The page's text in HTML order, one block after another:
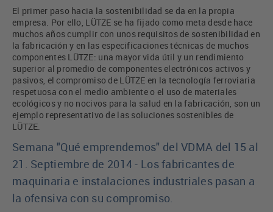
El primer paso hacia la sostenibilidad se da en la propia
empresa. Por ello, LÜTZE se ha fijado como meta desde hace
muchos años cumplir con unos requisitos de sostenibilidad en
la fabricación y en las especificaciones técnicas de muchos
componentes LÜTZE: una mayor vida útil y un rendimiento
superior al promedio de componentes electrónicos activos y
pasivos, el compromiso de LÜTZE en la tecnología ferroviaria
respetuosa con el medio ambiente o el uso de materiales
ecológicos y no nocivos para la salud en la fabricación, son un
ejemplo representativo de las soluciones sostenibles de
LÜTZE.
Semana "Qué emprendemos" del VDMA del 15 al
21. Septiembre de 2014 - Los fabricantes de
maquinaria e instalaciones industriales pasan a
la ofensiva con su compromiso.